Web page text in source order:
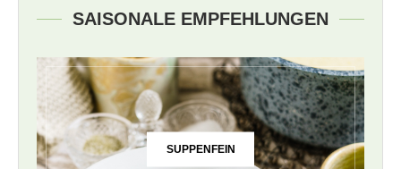
SAISONALE EMPFEHLUNGEN
SUPPENFEIN